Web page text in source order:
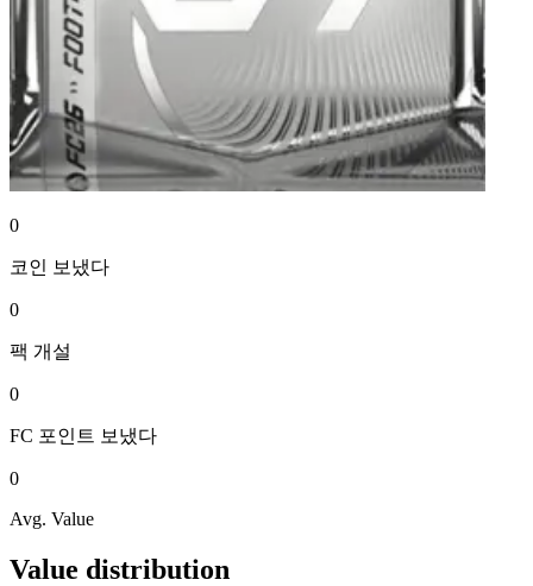
0
코인 보냈다
0
팩 개설
0
FC 포인트 보냈다
0
Avg. Value
Value distribution